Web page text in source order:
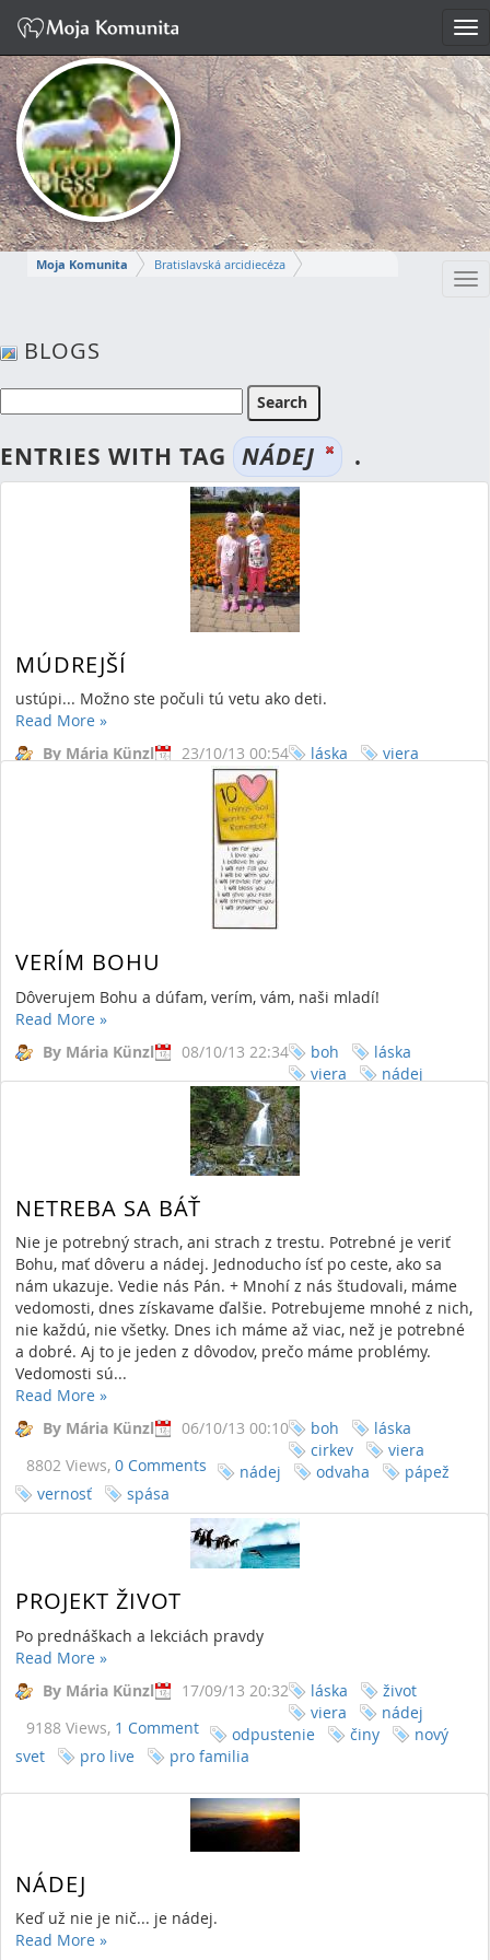
Moja Komunita
Bratislavská arcidiecéza
MÁRIA
Napísať správu
BLOGS
ENTRIES WITH TAG NÁDEJ .
MÚDREJŠÍ
ustúpi... Možno ste počuli tú vetu ako deti.
Read More »
By Mária Künzl
23/10/13 00:54
4 Comments
láska
viera
VERÍM BOHU
Dôverujem Bohu a dúfam, verím, vám, naši mladí!
Read More »
By Mária Künzl
08/10/13 22:34
8919 Views,2 Comments
boh
láska
viera
nádej
mladí
NETREBA SA BÁŤ
Nie je potrebný strach, ani strach z trestu. Potrebné je veriť
Bohu, mať dôveru a nádej. Jednoducho ísť po ceste, ako sa
nám ukazuje. Vedie nás Pán. + Mnohí z nás študovali, máme
vedomosti, dnes získavame ďalšie. Potrebujeme mnohé z nich,
nie každú, nie všetky. Dnes ich máme až viac, než je potrebné
a dobré. Aj to je jeden z dôvodov, prečo máme problémy.
Vedomosti sú...
Read More »
By Mária Künzl
06/10/13 00:10
8802 Views, 0 Comments
boh
láska
cirkev
viera
nádej
odvaha
pápež
vernosť
spása
PROJEKT ŽIVOT
Po prednáškach a lekciách pravdy
Read More »
By Mária Künzl
17/09/13 20:32
9188 Views, 1 Comment
láska
život
viera
nádej
odpustenie
činy
nový
svet
pro live pro familia
NÁDEJ
Keď už nie je nič... je nádej.
Read More »